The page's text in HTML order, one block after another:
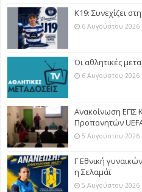
Κ19: Συνεχίζει
6 Αυγούστου 2026
Οι αθλητικές
6 Αυγούστου 2026
Ανακοίνωση ΕΠΣ
Προπονητών
5 Αυγούστου 2026
Γ Εθνική
η Σελαμάϊ
5 Αυγούστου 2026